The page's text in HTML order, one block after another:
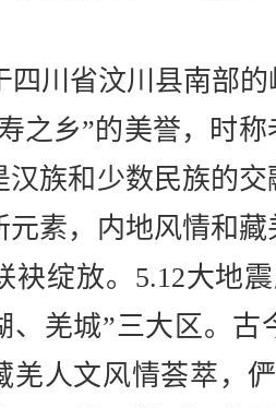
川省汶川县南部的
之乡”的美誉，时
汉族和少数民族的
元素，内地风情和
袂绽放。5.12大地
、羌城”三大区。
羌人文风情荟萃，